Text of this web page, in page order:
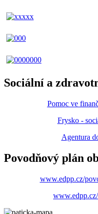
Sociální a
Pomoc ve
Frysko -
Agentura
Povodňový plán
www.edpp.cz/